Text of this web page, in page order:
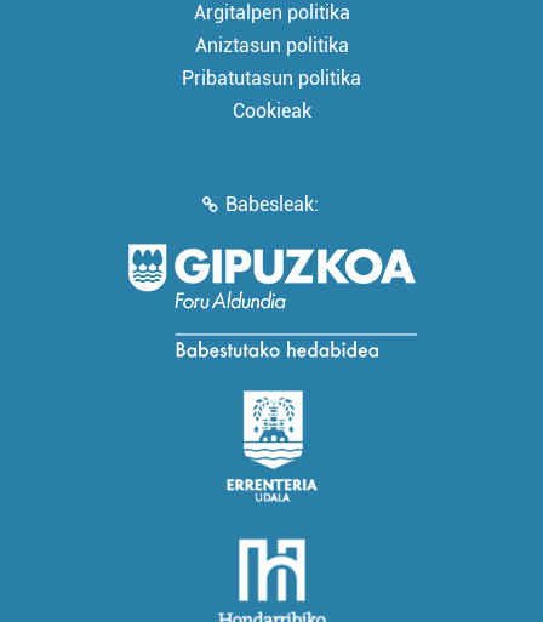
Argitalpen politika
Aniztasun politika
Pribatutasun politika
Cookieak
Babesleak: